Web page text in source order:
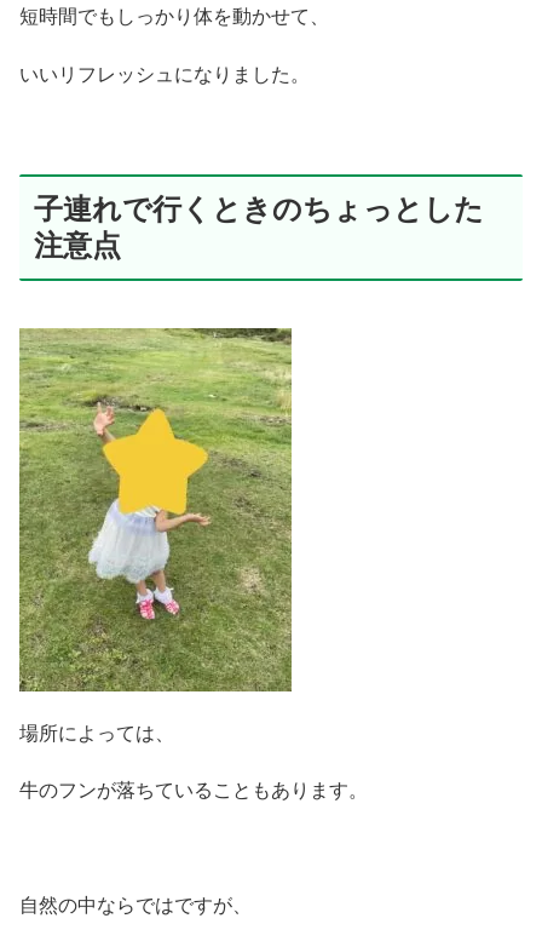
短時間でもしっかり体を動かせて、
いいリフレッシュになりました。
子連れで行くときのちょっとした
注意点
場所によっては、
牛のフンが落ちていることもあります。
自然の中ならではですが、